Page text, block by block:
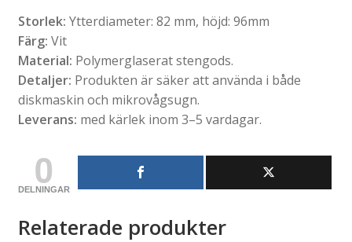
Storlek: Ytterdiameter: 82 mm, höjd: 96mm
Färg: Vit
Material: Polymerglaserat stengods.
Detaljer: Produkten är säker att använda i både
diskmaskin och mikrovågsugn.
Leverans: med kärlek inom 3–5 vardagar.
0
DELNINGAR
Relaterade produkter